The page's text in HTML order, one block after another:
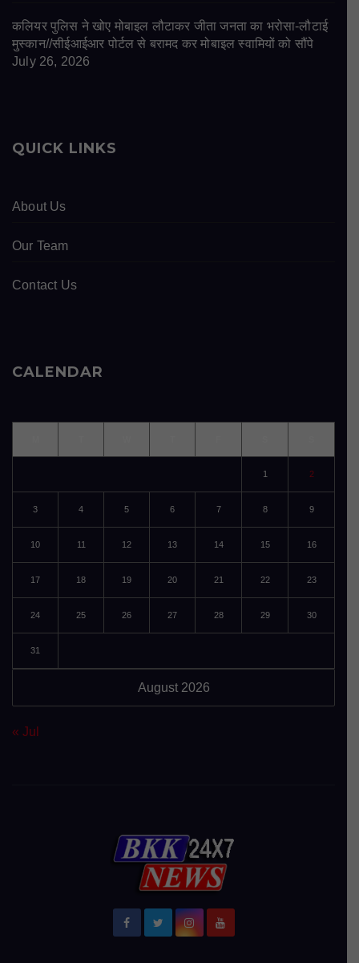
कलियर पुलिस ने खोए मोबाइल लौटाकर जीता जनता का भरोसा-लौटाई
मुस्कान//सीईआईआर पोर्टल से बरामद कर मोबाइल स्वामियों को सौंपे
July 26, 2026
QUICK LINKS
About Us
Our Team
Contact Us
CALENDAR
August 2026
1 2
3 4 5 6 7 8 9
10 11 12 13 14 15 16
17 18 19 20 21 22 23
24 25 26 27 28 29 30
31
« Jul